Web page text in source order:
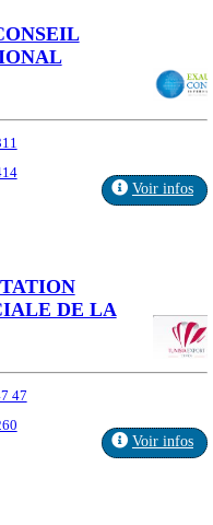
Voir infos
DE LA
47
Voir infos